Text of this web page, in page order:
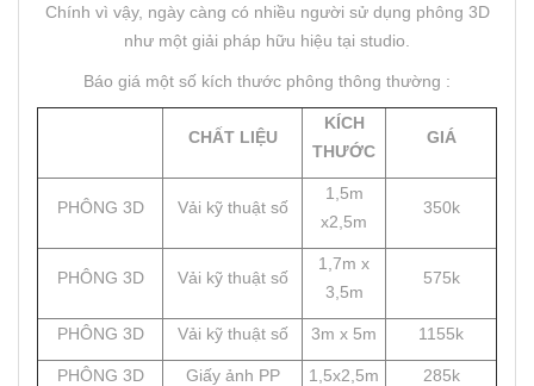
Chính vì vậy, ngày càng có nhiều người sử dụng phông 3D
như một giải pháp hữu hiệu tại studio.
Báo giá một số kích thước phông thông thường :
CHẤT LIỆU
KÍCH
THƯỚC
GIÁ
PHÔNG 3D Vải kỹ thuật số
1,5m
x2,5m
350k
PHÔNG 3D Vải kỹ thuật số
1,7m x
3,5m
575k
PHÔNG 3D Vải kỹ thuật số 3m x 5m 1155k
PHÔNG 3D Giấy ảnh PP 1,5x2,5m 285k